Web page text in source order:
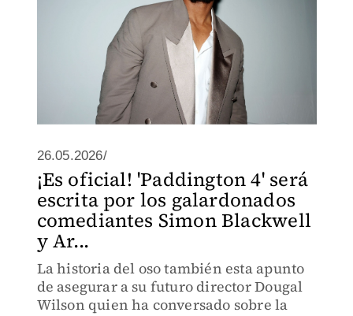
26.05.2026/
¡Es oficial! 'Paddington 4' será
escrita por los galardonados
comediantes Simon Blackwell
y Ar...
La historia del oso también esta apunto
de asegurar a su futuro director Dougal
Wilson quien ha conversado sobre la